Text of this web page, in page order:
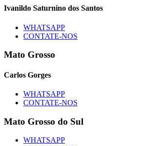
Ivanildo Saturnino dos Santos
WHATSAPP
CONTATE-NOS
Mato Grosso
Carlos Gorges
WHATSAPP
CONTATE-NOS
Mato Grosso do Sul
WHATSAPP